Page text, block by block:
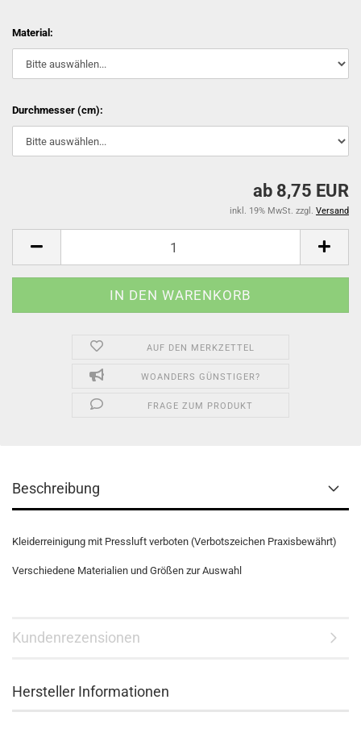
Material:
Durchmesser (cm):
ab 8,75 EUR
inkl. 19% MwSt. zzgl. Versand
AUF DEN MERKZETTEL
WOANDERS GÜNSTIGER?
FRAGE ZUM PRODUKT
Beschreibung
Kleiderreinigung mit Pressluft verboten (Verbotszeichen Praxisbewährt)
Verschiedene Materialien und Größen zur Auswahl
Kundenrezensionen
Hersteller Informationen